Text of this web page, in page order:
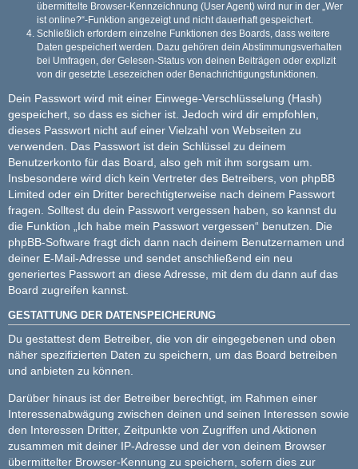
übermittelte Browser-Kennzeichnung (User Agent) wird nur in der „Wer
ist online?“-Funktion angezeigt und nicht dauerhaft gespeichert.
Schließlich erfordern einzelne Funktionen des Boards, dass weitere
Daten gespeichert werden. Dazu gehören dein Abstimmungsverhalten
bei Umfragen, der Gelesen-Status von deinen Beiträgen oder explizit
von dir gesetzte Lesezeichen oder Benachrichtigungsfunktionen.
Dein Passwort wird mit einer Einwege-Verschlüsselung (Hash)
gespeichert, so dass es sicher ist. Jedoch wird dir empfohlen,
dieses Passwort nicht auf einer Vielzahl von Webseiten zu
verwenden. Das Passwort ist dein Schlüssel zu deinem
Benutzerkonto für das Board, also geh mit ihm sorgsam um.
Insbesondere wird dich kein Vertreter des Betreibers, von phpBB
Limited oder ein Dritter berechtigterweise nach deinem Passwort
fragen. Solltest du dein Passwort vergessen haben, so kannst du
die Funktion „Ich habe mein Passwort vergessen“ benutzen. Die
phpBB-Software fragt dich dann nach deinem Benutzernamen und
deiner E-Mail-Adresse und sendet anschließend ein neu
generiertes Passwort an diese Adresse, mit dem du dann auf das
Board zugreifen kannst.
GESTATTUNG DER DATENSPEICHERUNG
Du gestattest dem Betreiber, die von dir eingegebenen und oben
näher spezifizierten Daten zu speichern, um das Board betreiben
und anbieten zu können.
Darüber hinaus ist der Betreiber berechtigt, im Rahmen einer
Interessenabwägung zwischen deinen und seinen Interessen sowie
den Interessen Dritter, Zeitpunkte von Zugriffen und Aktionen
zusammen mit deiner IP-Adresse und der von deinem Browser
übermittelter Browser-Kennung zu speichern, sofern dies zur